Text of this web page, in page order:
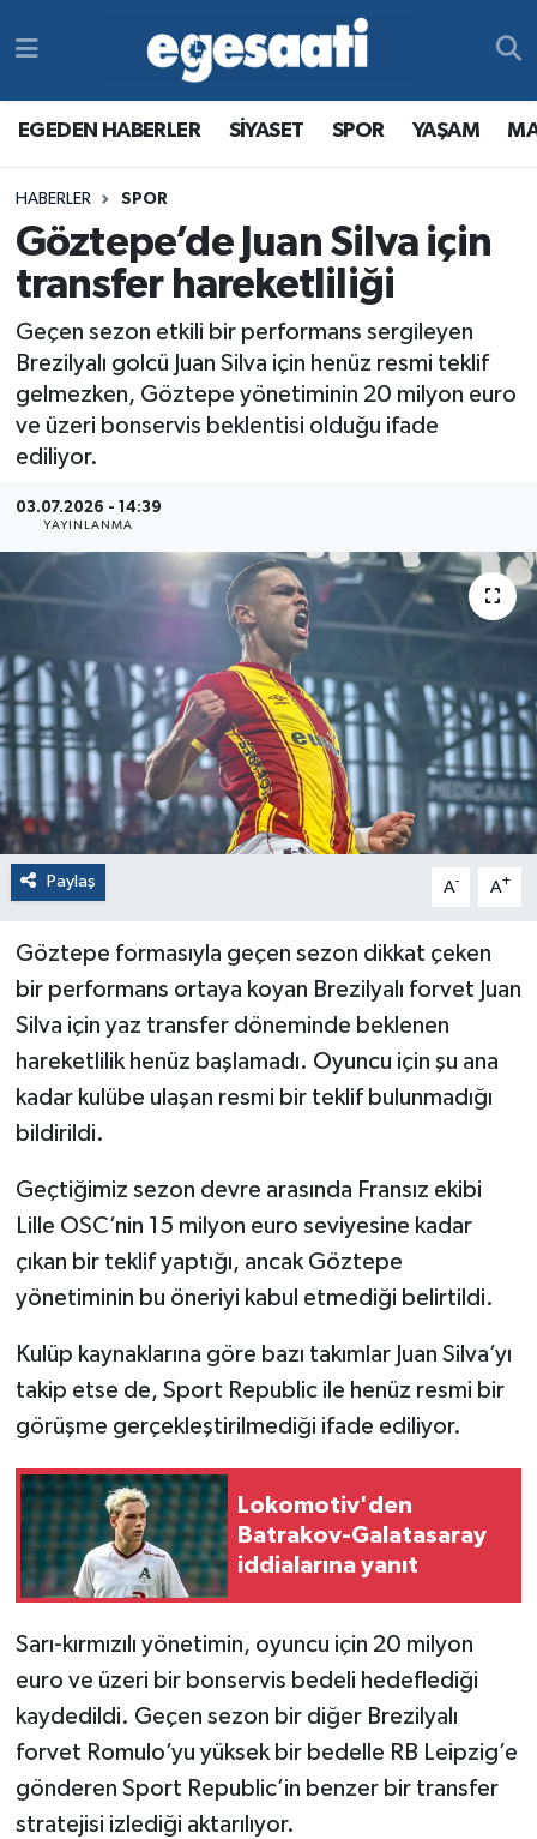
EGEDEN HABERLER SİYASET SPOR YAŞAM
HABERLER SPOR
Göztepe’de Juan Silva için
transfer hareketliliği
Geçen sezon etkili bir performans sergileyen
Brezilyalı golcü Juan Silva için henüz resmi teklif
gelmezken, Göztepe yönetiminin 20 milyon euro
ve üzeri bonservis beklentisi olduğu ifade
ediliyor.
03.07.2026 - 14:39
YAYINLANMA
Paylaş A- A+
Göztepe formasıyla geçen sezon dikkat çeken
bir performans ortaya koyan Brezilyalı forvet Juan
Silva için yaz transfer döneminde beklenen
hareketlilik henüz başlamadı. Oyuncu için şu ana
kadar kulübe ulaşan resmi bir teklif bulunmadığı
bildirildi.
Geçtiğimiz sezon devre arasında Fransız ekibi
Lille OSC’nin 15 milyon euro seviyesine kadar
çıkan bir teklif yaptığı, ancak Göztepe
yönetiminin bu öneriyi kabul etmediği belirtildi.
Kulüp kaynaklarına göre bazı takımlar Juan Silva’yı
takip etse de, Sport Republic ile henüz resmi bir
görüşme gerçekleştirilmediği ifade ediliyor.
Lokomotiv'den
Batrakov-Galatasaray
iddialarına yanıt
Sarı-kırmızılı yönetimin, oyuncu için 20 milyon
euro ve üzeri bir bonservis bedeli hedeflediği
kaydedildi. Geçen sezon bir diğer Brezilyalı
forvet Romulo’yu yüksek bir bedelle RB Leipzig’e
gönderen Sport Republic’in benzer bir transfer
stratejisi izlediği aktarılıyor.
MAGAZİN
RESMİ REKLAMLAR
YAŞAM
MAGAZİN
RESMİ REKLAMLAR
Egemax TV
Tüm Manşetler
Son Dakika Haberleri
Haber Arşivi